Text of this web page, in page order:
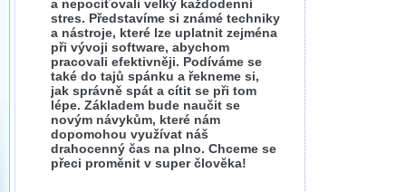
a nepociťovali velký každodenní
stres. Představíme si známé techniky
a nástroje, které lze uplatnit zejména
při vývoji software, abychom
pracovali efektivněji. Podíváme se
také do tajů spánku a řekneme si,
jak správně spát a cítit se při tom
lépe. Základem bude naučit se
novým návykům, které nám
dopomohou využívat náš
drahocenný čas na plno. Chceme se
přeci proměnit v super člověka!